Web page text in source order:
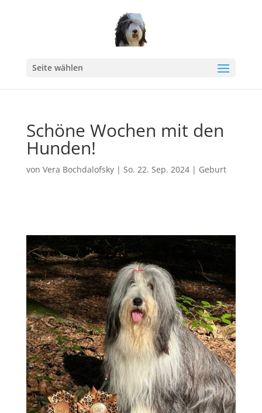
Seite wählen
Schöne Wochen mit den
Hunden!
von Vera Bochdalofsky| So. 22. Sep. 2024| Geburt